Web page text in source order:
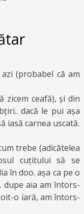
(probabel că am
zicem ceafă), și din
dacă le pui așa
iasă carnea uscată.
trebe (adicătelea
cuțitului să se
în doo. așa ca pe o
dupe aia am întors-
o iară, am întors-